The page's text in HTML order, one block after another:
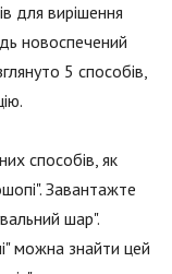
для вирішення
новоспечений
5 способів,
способів, як
Завантажте
шар".
можна знайти цей